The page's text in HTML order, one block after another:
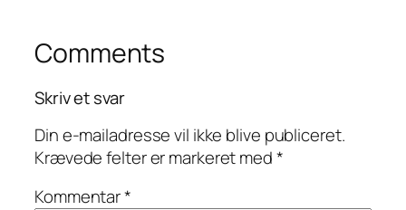
Comments
Skriv et svar
Din e-mailadresse vil ikke blive publiceret.
Krævede felter er markeret med*
Kommentar*